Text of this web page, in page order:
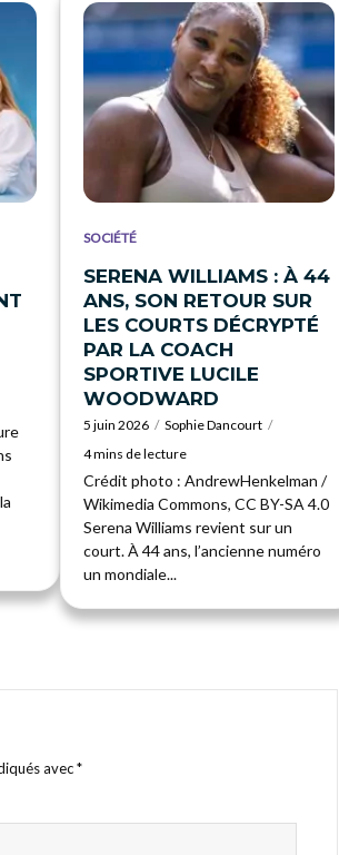
SOCIÉTÉ
SERENA WILLIAMS : À 44
ANS, SON RETOUR SUR
LES COURTS DÉCRYPTÉ
PAR LA COACH
SPORTIVE LUCILE
WOODWARD
5 juin 2026
Sophie Dancourt
4 mins de lecture
Crédit photo : AndrewHenkelman /
Wikimedia Commons, CC BY-SA 4.0
Serena Williams revient sur un
court. À 44 ans, l’ancienne numéro
un mondiale...
avec*